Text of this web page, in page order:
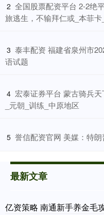
2 全国股票配资平台 2-2绝
旅逃生，不输拜仁或_本菲
3 泰丰配资 福建省泉州市
语试题
4 宏泰证券平台 蒙古骑兵
_元朝_训练_中原地区
5 誉信配资官网 美媒：特
最新文章
亿资策略 南通新手养金毛